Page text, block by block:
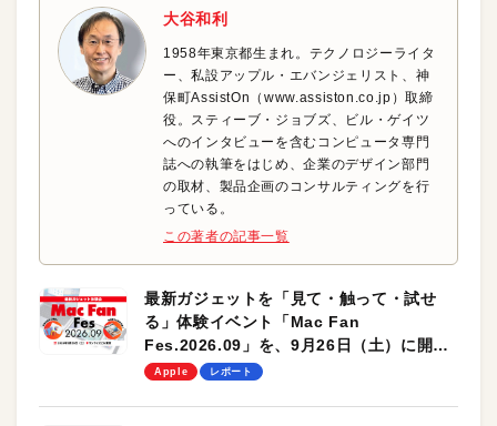
大谷和利
1958年東京都生まれ。テクノロジーライタ
ー、私設アップル・エバンジェリスト、神
保町AssistOn（www.assiston.co.jp）取締
役。スティーブ・ジョブズ、ビル・ゲイツ
へのインタビューを含むコンピュータ専門
誌への執筆をはじめ、企業のデザイン部門
の取材、製品企画のコンサルティングを行
っている。
この著者の記事一覧
最新ガジェットを「見て・触って・試せ
る」体験イベント「Mac Fan
Fes.2026.09」を、9月26日（土）に開催
します！
Apple レポート